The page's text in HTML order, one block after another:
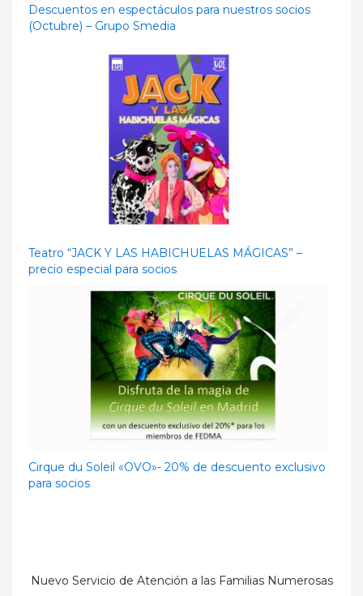
Descuentos en espectáculos para nuestros socios
(Octubre) – Grupo Smedia
Teatro “JACK Y LAS HABICHUELAS MÁGICAS” –
precio especial para socios
Cirque du Soleil «OVO»- 20% de descuento exclusivo
para socios
Nuevo Servicio de Atención a las Familias Numerosas